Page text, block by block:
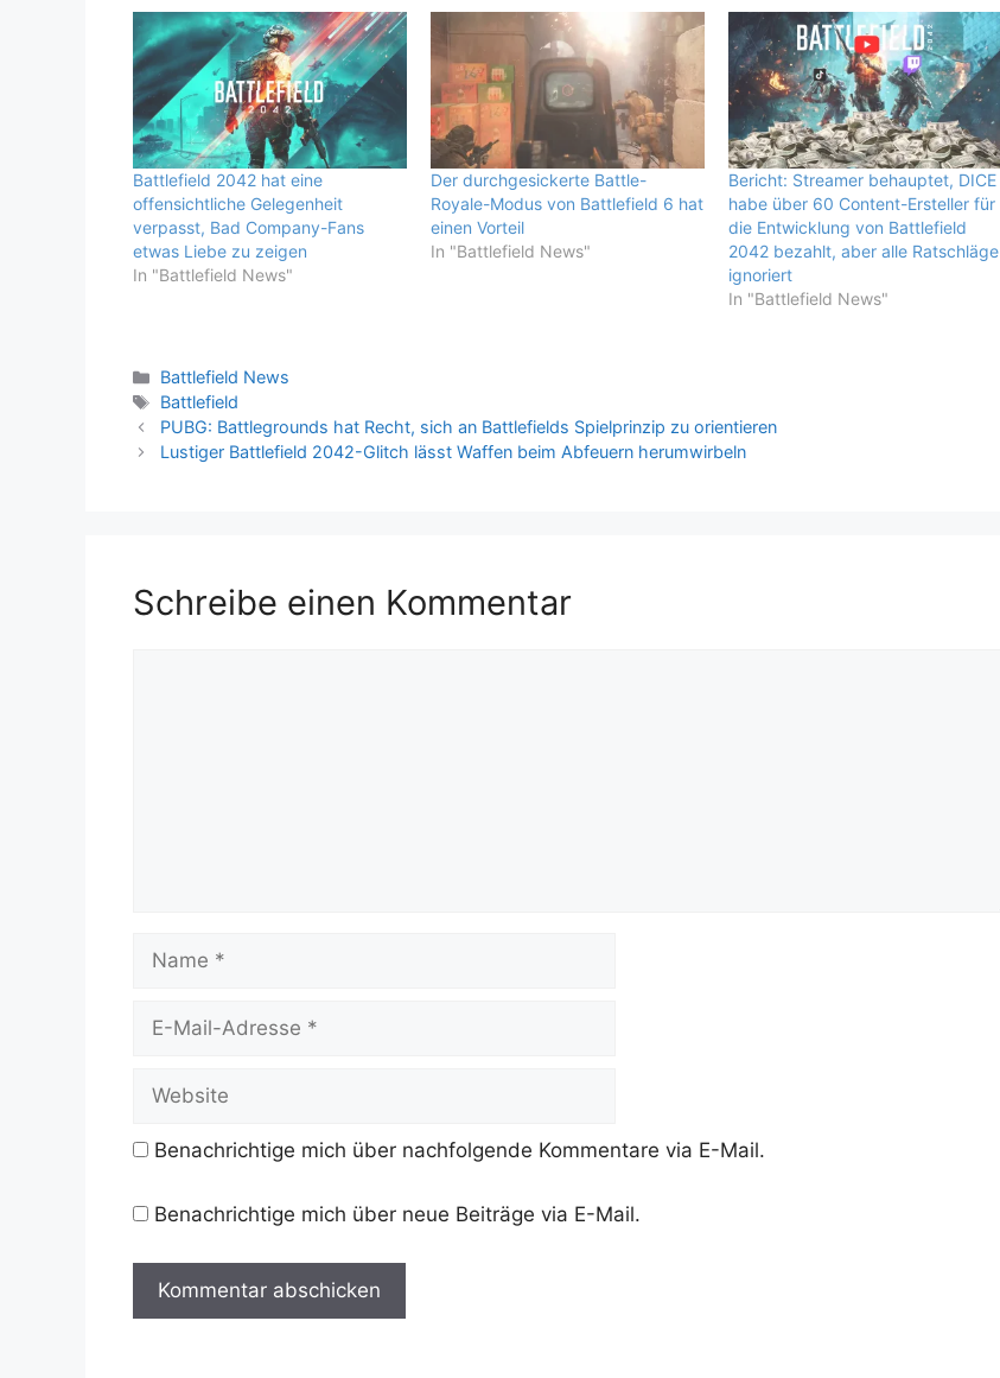
Battlefield 2042 hat eine
offensichtliche Gelegenheit
verpasst, Bad Company-Fans
etwas Liebe zu zeigen
In "Battlefield News"
Der durchgesickerte Battle-
Royale-Modus von Battlefield 6 hat
einen Vorteil
In "Battlefield News"
Bericht: Streamer behauptet, DICE
habe über 60 Content-Ersteller für
die Entwicklung von Battlefield
2042 bezahlt, aber alle Ratschläge
ignoriert
In "Battlefield News"
Kategorien
Battlefield News
Schlagwörter
Battlefield
PUBG: Battlegrounds hat Recht, sich an Battlefields Spielprinzip zu orientieren
Lustiger Battlefield 2042-Glitch lässt Waffen beim Abfeuern herumwirbeln
Schreibe einen Kommentar
Name
Website
Benachrichtige mich über nachfolgende Kommentare via E-Mail.
Benachrichtige mich über neue Beiträge via E-Mail.